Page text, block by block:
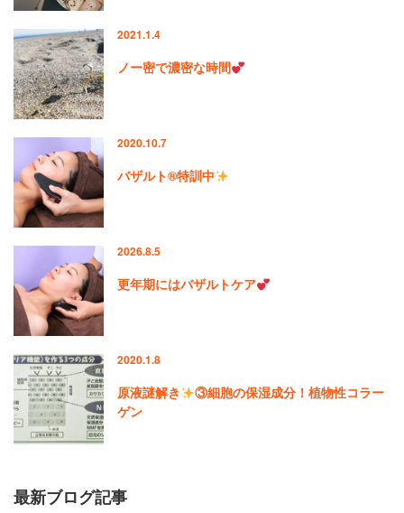
2021.1.4
ノー密で濃密な時間
2020.10.7
バザルト®特訓中
2026.8.5
更年期にはバザルトケア
2020.1.8
原液謎解き
③細胞の保湿成分！植物性コラー
ゲン
最新ブログ記事